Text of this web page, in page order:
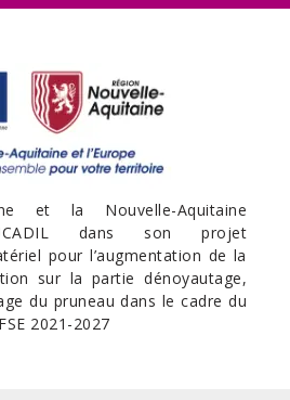
et la Nouvelle-Aquitaine
dans son projet
pour l’augmentation de la
sur la partie dénoyautage,
du pruneau dans le cadre du
2021-2027